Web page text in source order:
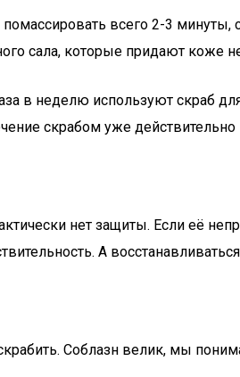
помассировать всего 2-3
сала, которые придают коже
в неделю используют скраб
скрабом уже
нет защиты. Если её
А
Соблазн велик, мы